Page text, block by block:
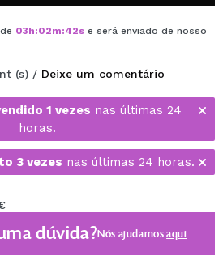
03h:02m:42s e será enviado de nosso
(s) / Deixe um comentário
1 vezes nas últimas 24
horas.
3 vezes nas últimas 24 horas.
dúvida?Nós ajudamosaqui